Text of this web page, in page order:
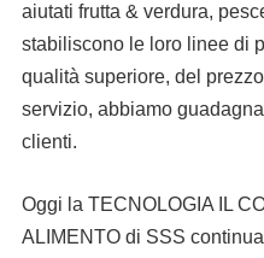
aiutati frutta & verdura,
stabiliscono le loro linee di
qualità superiore, del
servizio, abbiamo
clienti.
Oggi la TECNOLOGIA IL
ALIMENTO di SSS